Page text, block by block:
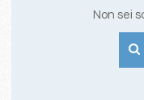
Non sei